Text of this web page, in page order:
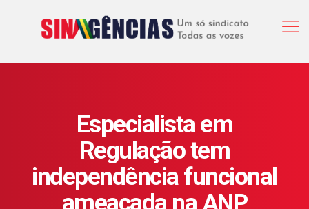
Especialista em
Regulação tem
independência funcional
ameaçada na ANP